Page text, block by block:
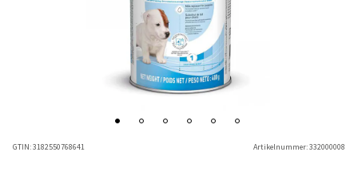
GTIN:3182550768641 Artikelnummer:332000008